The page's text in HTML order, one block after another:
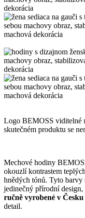
Logo BEMOSS viditelné
skutečném produktu se
Mechové hodiny
okouzlí kontrastem
hnědých tónů. Tyto
jedinečný přírodní
ručně vyrobené v Česku
detail.